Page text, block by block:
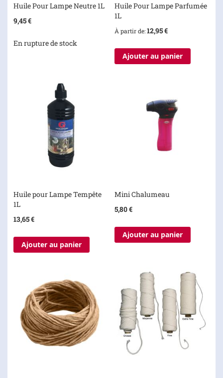
Huile Pour Lampe Neutre 1L
9,45 €
En rupture de stock
Huile Pour Lampe Parfumée
1L
À partir de 12,95 €
Ajouter au panier
Huile pour Lampe Tempête
1L
13,65 €
Ajouter au panier
Mini Chalumeau
5,80 €
Ajouter au panier